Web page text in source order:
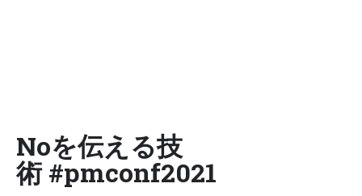
Noを伝える技
術 #pmconf2021